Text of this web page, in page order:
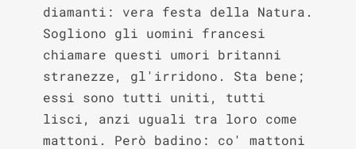
diamanti: vera festa della Natura.
Sogliono gli uomini francesi
chiamare questi umori britanni
stranezze, gl'irridono. Sta bene;
essi sono tutti uniti, tutti
lisci, anzi uguali tra loro come
mattoni. Però badino: co' mattoni